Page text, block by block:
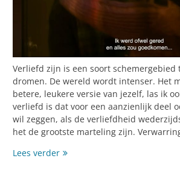
Verliefd zijn is een soort schemergebied
dromen. De wereld wordt intenser. Het
betere, leukere versie van jezelf, las ik
verliefd is dat voor een aanzienlijk deel
wil zeggen, als de verliefdheid
het de grootste marteling zijn.
Lees verderEen